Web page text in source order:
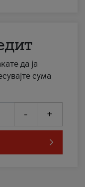
да ја
сума
- +